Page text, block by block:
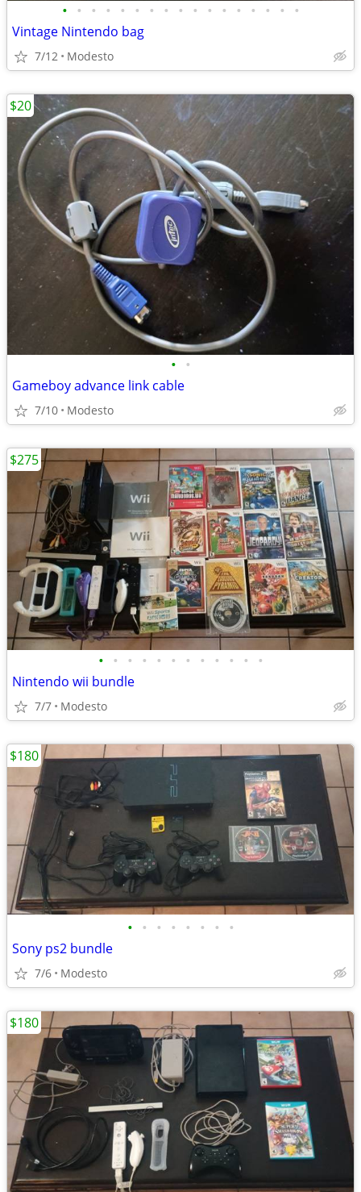
• • • • • • • • • • • • • • • • •
Vintage Nintendo bag
7/12 Modesto
• •
Gameboy advance link cable
7/10 Modesto
$20
• • • • • • • • • • • •
Nintendo wii bundle
7/7 Modesto
$275
• • • • • • • •
Sony ps2 bundle
7/6 Modesto
$180
$180